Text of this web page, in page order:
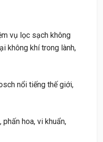
vụ lọc sạch không
không khí trong lành,
nổi tiếng thế giới,
hoa, vi khuẩn,